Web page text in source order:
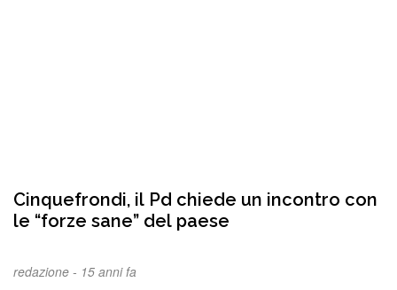
Cinquefrondi, il Pd chiede un incontro con
le “forze sane” del paese
redazione - 15 anni fa